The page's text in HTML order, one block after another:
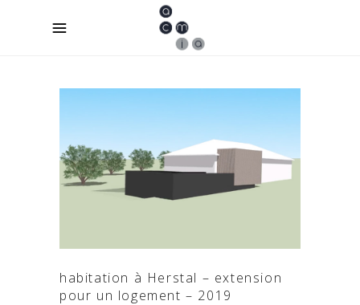
habitation à Herstal – extension
pour un logement – 2019